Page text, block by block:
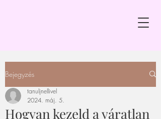
Bejegyzés
Hogyan kezeld a váratlan
tanuljnellivel
2024. máj. 5.